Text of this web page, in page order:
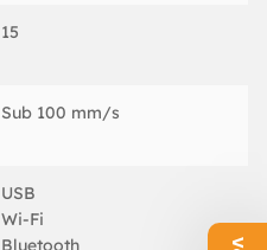
15
Sub 100 mm/s
USB
Wi-Fi
Bluetooth